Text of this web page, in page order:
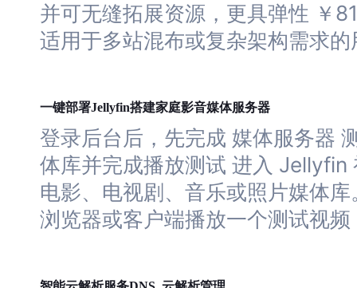
并可无缝拓展资源，更具弹性 ￥
适用于多站混布或复杂架构需求的
一键部署Jellyfin搭建家庭影音媒体服务器
登录后台后，先完成 媒体服务器
体库并完成播放测试 进入 Jellyfin
电影、电视剧、音乐或照片媒体
浏览器或客户端播放一个测试视频